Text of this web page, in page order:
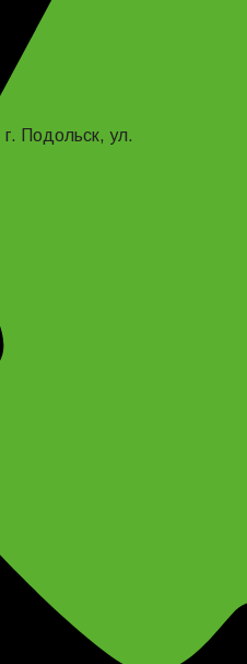
г. Подольск, ул.